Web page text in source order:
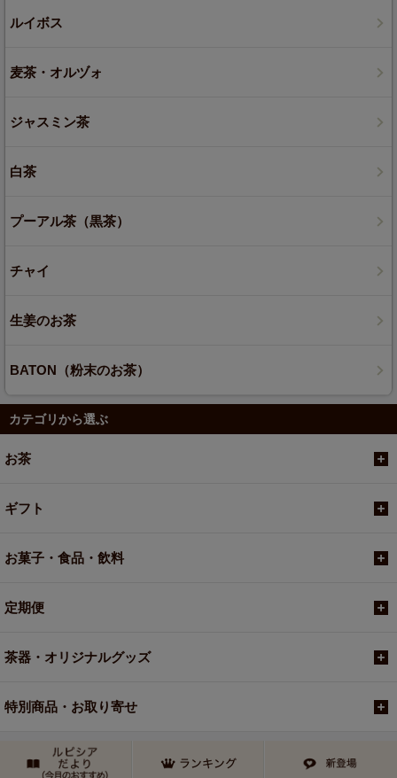
ルイボス
麦茶・オルヅォ
ジャスミン茶
白茶
プーアル茶（黒茶）
チャイ
生姜のお茶
BATON（粉末のお茶）
カテゴリから選ぶ
お茶
ギフト
お菓子・食品・飲料
定期便
茶器・オリジナルグッズ
特別商品・お取り寄せ